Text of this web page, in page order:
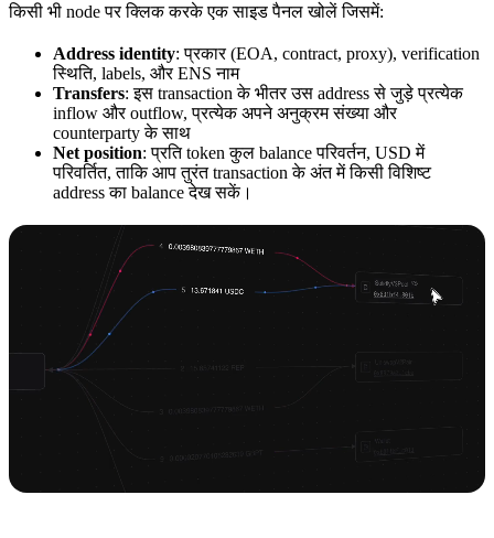
किसी भी node पर क्लिक करके एक साइड पैनल खोलें जिसमें:
Address identity: प्रकार (EOA, contract, proxy), verification
स्थिति, labels, और ENS नाम
Transfers: इस transaction के भीतर उस address से जुड़े प्रत्येक
inflow और outflow, प्रत्येक अपने अनुक्रम संख्या और
counterparty के साथ
Net position: प्रति token कुल balance परिवर्तन, USD में
परिवर्तित, ताकि आप तुरंत transaction के अंत में किसी विशिष्ट
address का balance देख सकें।